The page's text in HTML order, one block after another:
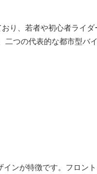
り、若者や初心者ライ
つの代表的な都市型バ
ンが特徴です。フロン